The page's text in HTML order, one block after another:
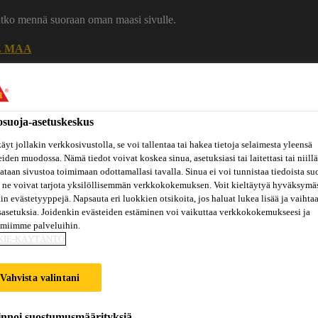
mennä suoraan oman maasi sivulle.
MAA
Referenssit
Inspiraatiot
asetuskeskus
jollakin verkkosivustolla, se voi tallentaa tai hakea tietoja selaimesta yleensä
muodossa. Nämä tiedot voivat koskea sinua, asetuksiasi tai laitettasi tai niillä
sivustoa toimimaan odottamallasi tavalla. Sinua ei voi tunnistaa tiedoista
ne voivat tarjota yksilöllisemmän verkkokokemuksen. Voit kieltäytyä
evästetyyppejä. Napsauta eri luokkien otsikoita, jos haluat lukea lisää ja vaihtaa
Joidenkin evästeiden estäminen voi vaikuttaa verkkokokemukseesi ja
palveluihin.
KÄYTÄNTÖ
Vahvista valintani